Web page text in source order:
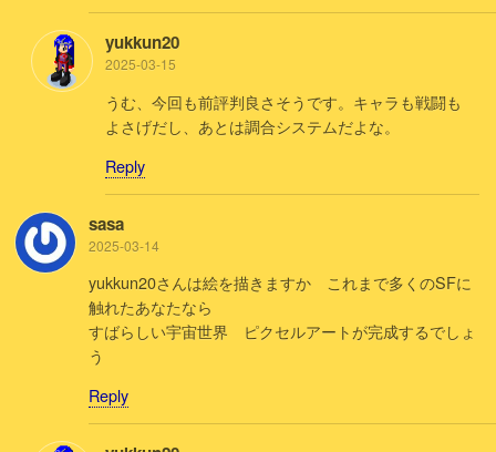
yukkun20
2025-03-15
うむ、今回も前評判良さそうです。キャラも戦闘も
よさげだし、あとは調合システムだよな。
Reply
sasa
2025-03-14
yukkun20さんは絵を描きますか これまで多くのSFに
触れたあなたなら
すばらしい宇宙世界 ピクセルアートが完成するでしょ
う
Reply